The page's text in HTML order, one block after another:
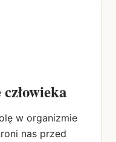
w organizmie
nas przed